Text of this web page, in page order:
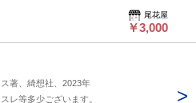
尾花屋
￥3,000
著、綺想社、2023年
レ等多少ございます。